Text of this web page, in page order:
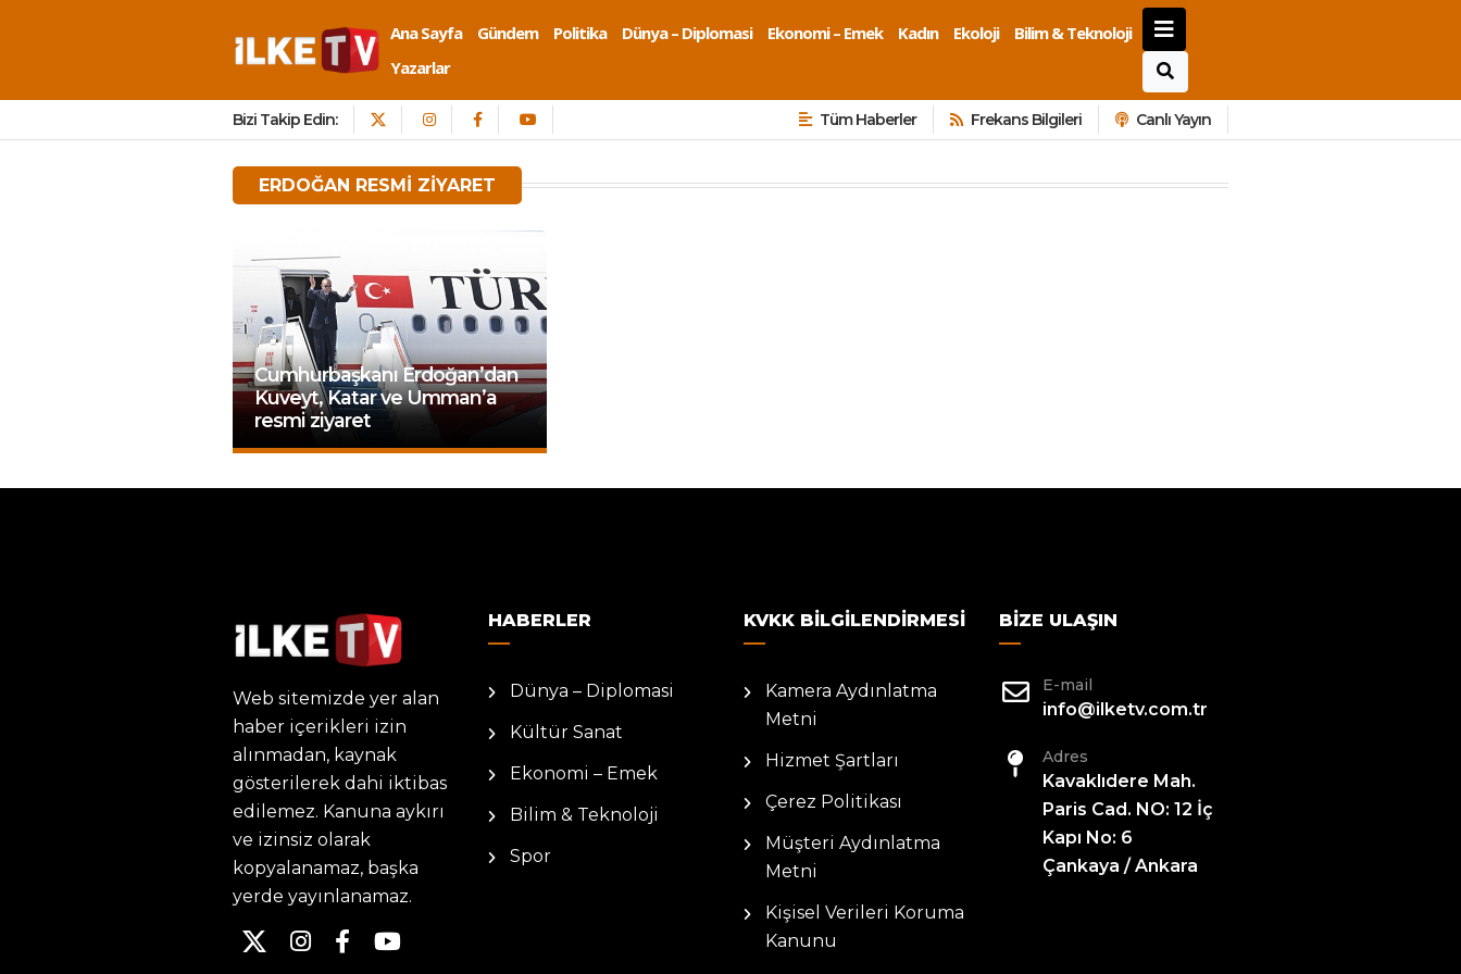
Ana Sayfa Gündem Politika Dünya – Diplomasi Ekonomi – Emek Kadın Ekoloji
Bilim & Teknoloji
Yazarlar
Bizi Takip Edin: Tüm Haberler Frekans Bilgileri Canlı Yayın
ERDOĞAN RESMI ZIYARET
Cumhurbaşkanı Erdoğan’dan
Kuveyt, Katar ve Umman’a
resmi ziyaret
Web sitemizde yer alan
haber içerikleri izin
alınmadan, kaynak
gösterilerek dahi iktibas
edilemez. Kanuna aykırı
ve izinsiz olarak
kopyalanamaz, başka
yerde yayınlanamaz.
HABERLER
Dünya – Diplomasi
Kültür Sanat
Ekonomi – Emek
Bilim & Teknoloji
Spor
KVKK BILGILENDIRMESI
Kamera Aydınlatma
Metni
Hizmet Şartları
Çerez Politikası
Müşteri Aydınlatma
Metni
Kişisel Verileri Koruma
Kanunu
BIZE ULAŞIN
E-mail
info@ilketv.com.tr
Adres
Kavaklıdere Mah.
Paris Cad. NO: 12 İç
Kapı No: 6
Çankaya / Ankara